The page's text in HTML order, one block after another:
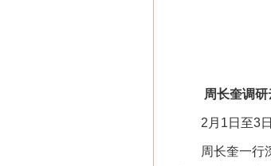
周长奎调研云
2月1日至3日
周长奎一行深